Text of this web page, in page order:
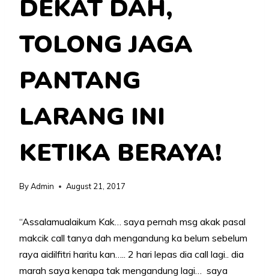
DEKAT DAH,
TOLONG JAGA
PANTANG
LARANG INI
KETIKA BERAYA!
ByAdmin August 21, 2017
“Assalamualaikum Kak… saya pernah msg akak pasal
makcik call tanya dah mengandung ka belum sebelum
raya aidilfitri haritu kan….. 2 hari lepas dia call lagi.. dia
marah saya kenapa tak mengandung lagi… saya